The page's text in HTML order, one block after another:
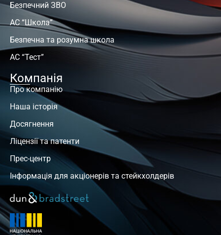
Безпечний ЗВО
АС “Школа”
Безпечна та розумна школа
АС “Тест”
Компанія
Про компанію
Наша історія
Досягнення
Ліцензії та патенти
Прес-центр
Інформація для акціонерів та стейкхолдерів